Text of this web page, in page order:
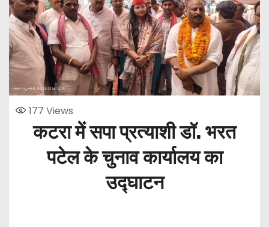
177 Views
कटरा में सपा प्रत्याशी डॉ. भरत
पटेल के चुनाव कार्यालय का
उद्घाटन